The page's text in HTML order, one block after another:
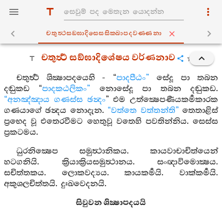
චතුත්‍ථසඞ‍්ඝාදිසෙසසික‍්ඛාපදවණ‍්ණනා
චතුර්‍ත්‍ථ සඞ්ඝාදිශේෂය වර්ණනාව
චතුර්‍ත්‍ථ ශික්‍ෂාපදයෙහි - “පාදපීඨං” සේදූ පා තබන
දඬුකඩ “පාදකඨලිකං” නොසේදූ පා තබන දඬුකඩ.
“අනඤ්ඤාය ගණස්ස ඡන්‍දං” එම උත්ක්‍ෂෙපණීයකර්‍මකාරක
ගණයාගේ ඡන්‍දය නොදැන. “වත්තෙ වත්තන්ති” තෙතාළිස්
ප්‍රභෙද වූ එතෙරවීමට හෙතුවූ වතෙහි පවතින්නිය. සෙස්ස
ප්‍රකටමය.
ධුරනික්‍ෂෙප සමුත්‍ථානිකය. කායවාචාචිත්යෙන්
හටගනියි. ක්‍රියාක්‍රියසමුත්‍ථානය. සංඥාවිමොක්‍ෂය.
සචිත්තකය. ලොකවද්‍යය. කායකර්‍මයි. වාක්කර්‍මයි.
අකුශලචිත්තයි. දුඃඛවෙදනයි.
සිවුවන ශික්‍ෂාපදයයි